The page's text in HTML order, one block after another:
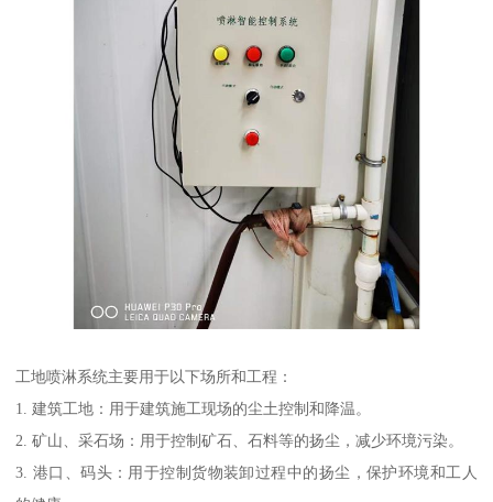
工地喷淋系统主要用于以下场所和工程：
1. 建筑工地：用于建筑施工现场的尘土控制和降温。
2. 矿山、采石场：用于控制矿石、石料等的扬尘，减少环境污染。
3. 港口、码头：用于控制货物装卸过程中的扬尘，保护环境和工人